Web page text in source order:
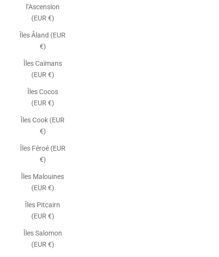
l’Ascension
(EUR €)
Îles Åland (EUR
€)
Îles Caïmans
(EUR €)
Îles Cocos
(EUR €)
Îles Cook (EUR
€)
Îles Féroé (EUR
€)
Îles Malouines
(EUR €)
Îles Pitcairn
(EUR €)
Îles Salomon
(EUR €)